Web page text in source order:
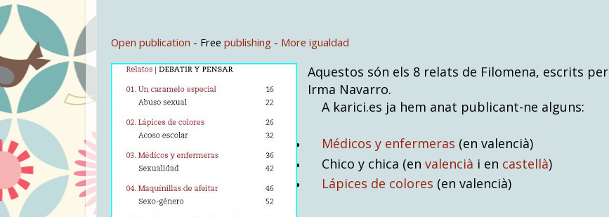
Open publication - Free publishing - More igualdad
Aquestos són els 8 relats de Filomena, escrits per
Irma Navarro.
A karici.es ja hem anat publicant-ne alguns:
Médicos y enfermeras (en valencià)
Chico y chica (en valencià i en castellà)
Lápices de colores (en valencià)